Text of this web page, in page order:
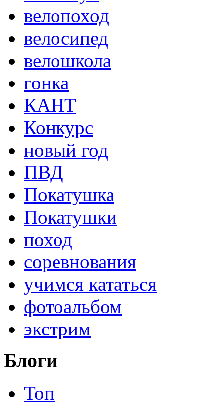
велопоход
велосипед
велошкола
гонка
КАНТ
Конкурс
новый год
ПВД
Покатушка
Покатушки
поход
соревнования
учимся кататься
фотоальбом
экстрим
Блоги
Топ